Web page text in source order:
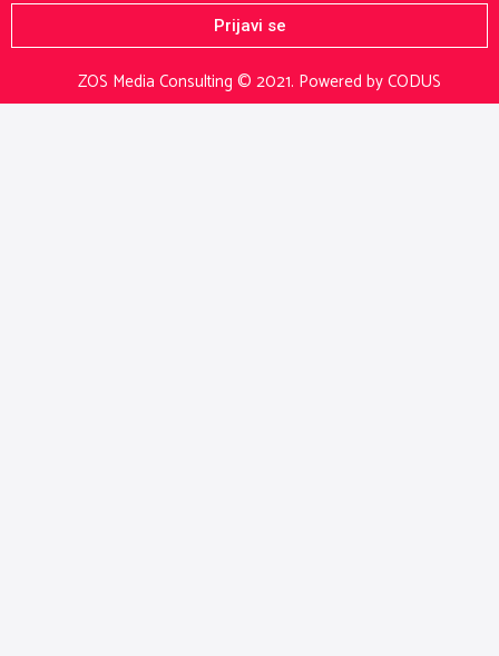
ZOS Media Consulting © 2021. Powered by CODUS
Prijavi se